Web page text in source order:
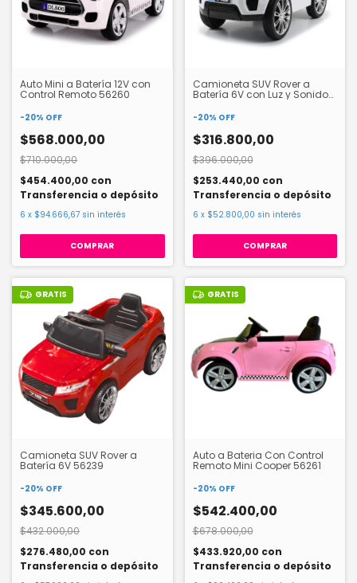
Auto Mini a Batería 12V con
Control Remoto 56260
-20% OFF
$568.000,00
$710.000,00
$454.400,00 con
Transferencia o depósito
6 x $94.666,67 sin interés
Camioneta SUV Rover a
Batería 6V con Luz y Sonido
-20% OFF
$316.800,00
$396.000,00
$253.440,00 con
Transferencia o depósito
6 x $52.800,00 sin interés
GRATIS
Camioneta SUV Rover a
Batería 6V 56239
-20% OFF
$345.600,00
$432.000,00
$276.480,00 con
Transferencia o depósito
GRATIS
Auto a Bateria Con Control
Remoto Mini Cooper 56261
-20% OFF
$542.400,00
$678.000,00
$433.920,00 con
Transferencia o depósito